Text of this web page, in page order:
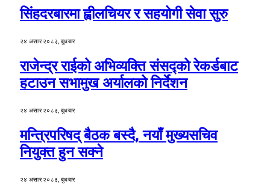
सिंहदरबारमा ह्वीलचियर र सहयोगी सेवा सुरु
२४ असार २०८३, बुधबार
राजेन्द्र राईको अभिव्यक्ति संसद्को रेकर्डबाट
हटाउन सभामुख अर्यालको निर्देशन
२४ असार २०८३, बुधबार
मन्त्रिपरिषद् बैठक बस्दै, नयाँ मुख्यसचिव
नियुक्त हुन सक्ने
२४ असार २०८३, बुधबार